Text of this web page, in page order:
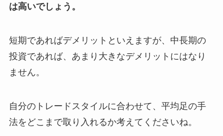
は高いでしょう。
短期であればデメリットといえますが、中長期の
投資であれば、あまり大きなデメリットにはなり
ません。
自分のトレードスタイルに合わせて、平均足の手
法をどこまで取り入れるか考えてくださいね。